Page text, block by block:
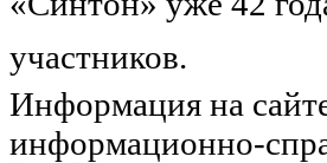
участников.
Информация на
информационно-